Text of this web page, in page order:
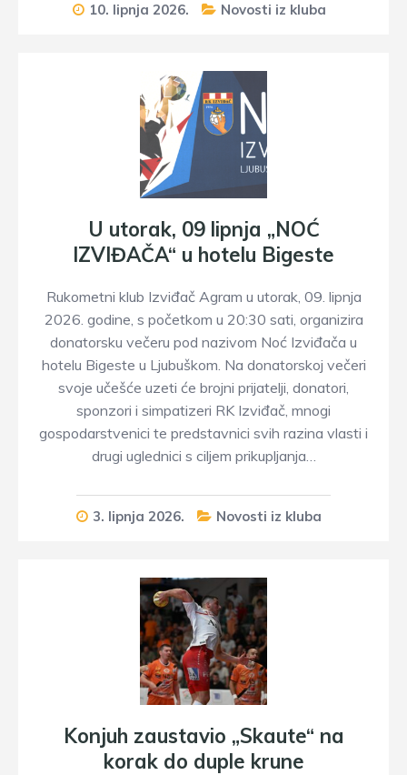
10. lipnja 2026. Novosti iz kluba
U utorak, 09 lipnja „NOĆ
IZVIĐAČA“ u hotelu Bigeste
Rukometni klub Izviđač Agram u utorak, 09. lipnja
2026. godine, s početkom u 20:30 sati, organizira
donatorsku večeru pod nazivom Noć Izviđača u
hotelu Bigeste u Ljubuškom. Na donatorskoj večeri
svoje učešće uzeti će brojni prijatelji, donatori,
sponzori i simpatizeri RK Izviđač, mnogi
gospodarstvenici te predstavnici svih razina vlasti i
drugi uglednici s ciljem prikupljanja…
3. lipnja 2026. Novosti iz kluba
Konjuh zaustavio „Skaute“ na
korak do duple krune